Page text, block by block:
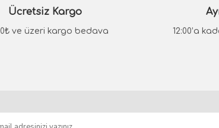
Gönder
Ücretsiz Kargo
ve üzeri kargo bedava 12:00’a